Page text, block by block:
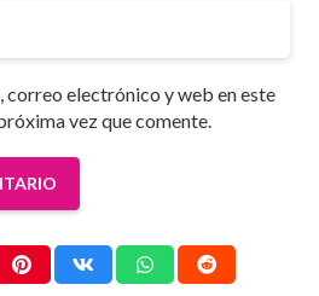
correo electrónico y web en este
vez que comente.